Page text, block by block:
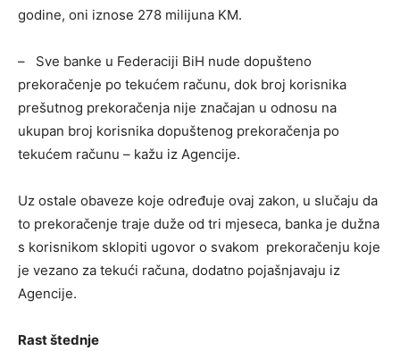
godine, oni iznose 278 milijuna KM.
– Sve banke u Federaciji BiH nude dopušteno
prekoračenje po tekućem računu, dok broj korisnika
prešutnog prekoračenja nije značajan u odnosu na
ukupan broj korisnika dopuštenog prekoračenja po
tekućem računu – kažu iz Agencije.
Uz ostale obaveze koje određuje ovaj zakon, u slučaju da
to prekoračenje traje duže od tri mjeseca, banka je dužna
s korisnikom sklopiti ugovor o svakom prekoračenju koje
je vezano za tekući računa, dodatno pojašnjavaju iz
Agencije.
Rast štednje